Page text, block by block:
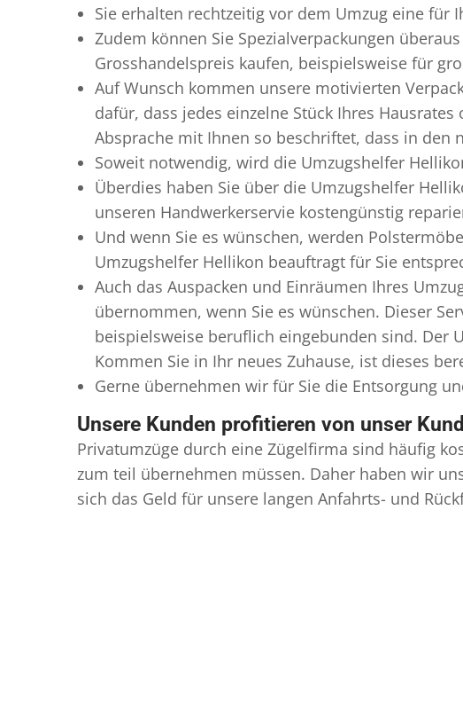
Sie erhalten rechtzeitig vor dem Umzug eine für
Zudem können Sie Spezialverpackungen
Grosshandelspreis kaufen, beispielsweise für
Auf Wunsch kommen unsere motivierten
dafür, dass jedes einzelne Stück Ihres
Absprache mit Ihnen so beschriftet, dass in
Soweit notwendig, wird die Umzugshelfer
Überdies haben Sie über die Umzugshelfer
unseren Handwerkerservie kostengünstig
Und wenn Sie es wünschen, werden
Umzugshelfer Hellikon beauftragt für Sie
Auch das Auspacken und Einräumen Ihres
übernommen, wenn Sie es wünschen. Dieser
beispielsweise beruflich eingebunden sind. Der
Kommen Sie in Ihr neues Zuhause, ist dieses
Gerne übernehmen wir für Sie die Entsorgung
Unsere Kunden profitieren von unser
Privatumzüge durch eine Zügelfirma sind häufig
zum teil übernehmen müssen. Daher haben wir
sich das Geld für unsere langen Anfahrts- und